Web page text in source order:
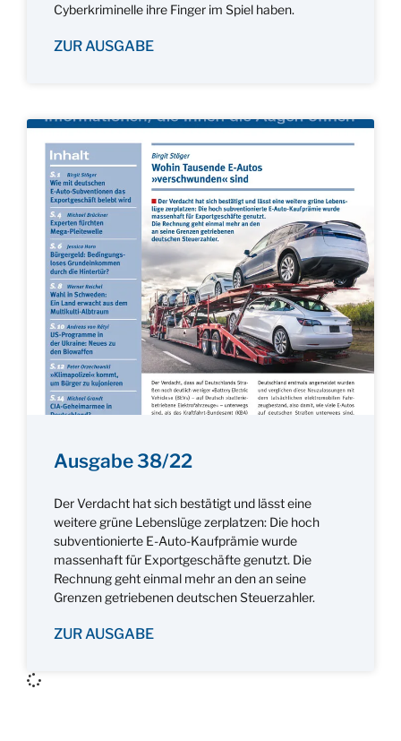
Cyberkriminelle ihre Finger im Spiel haben.
ZUR AUSGABE
Ausgabe 38/22
Der Verdacht hat sich bestätigt und lässt eine
weitere grüne Lebenslüge zerplatzen: Die hoch
subventionierte E-Auto-Kaufprämie wurde
massenhaft für Exportgeschäfte genutzt. Die
Rechnung geht einmal mehr an den an seine
Grenzen getriebenen deutschen Steuerzahler.
ZUR AUSGABE